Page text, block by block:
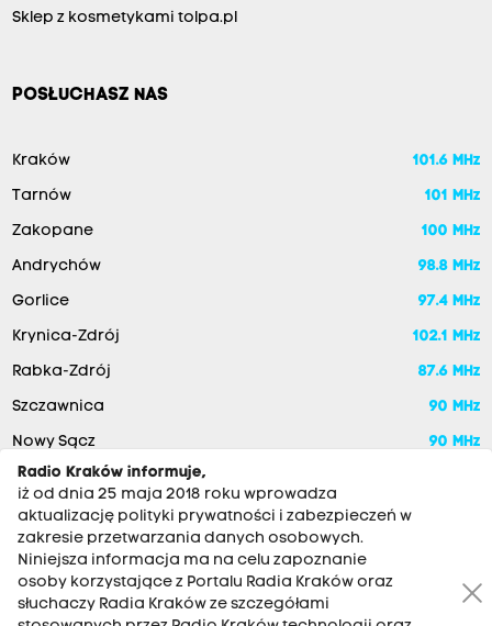
Sklep z kosmetykami tolpa.pl
POSŁUCHASZ NAS
Kraków 101.6 MHz
Tarnów 101 MHz
Zakopane 100 MHz
Andrychów 98.8 MHz
Gorlice 97.4 MHz
Krynica-Zdrój 102.1 MHz
Rabka-Zdrój 87.6 MHz
Szczawnica 90 MHz
Nowy Sącz
90 MHz
Radio Kraków informuje,
iż od dnia 25 maja 2018 roku wprowadza
aktualizację polityki prywatności i zabezpieczeń w
zakresie przetwarzania danych osobowych.
Niniejsza informacja ma na celu zapoznanie
osoby korzystające z Portalu Radia Kraków oraz
słuchaczy Radia Kraków ze szczegółami